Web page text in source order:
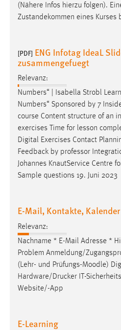
(Nähere Infos hierzu folgen).
Zustandekommen eines Kurses
[PDF] ENG Infotag IdeaL
zusammengefuegt
Relevanz:
Numbers“ | Isabella Strobl
Numbers“ Sponsored by 7
course Content structure of an
exercises Time for lesson
Digital Exercises Contact
Feedback by professor
Johannes KnautService Centre
Sample questions 19. Juni 2023
E-Mail, Kontakte, Kalender
Relevanz:
Nachname * E-Mail Adresse *
Problem Anmeldung/
(Lehr- und Prüfungs-Moodle)
Hardware/Drucker IT-
Website/-App
E-Learning